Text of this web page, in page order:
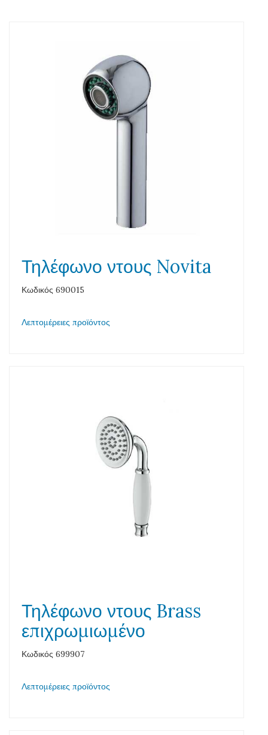
Τηλέφωνο ντους Novita
Κωδικός 690015
Λεπτομέρειες προϊόντος
Τηλέφωνο ντους Brass
επιχρωμιωμένο
Κωδικός 699907
Λεπτομέρειες προϊόντος